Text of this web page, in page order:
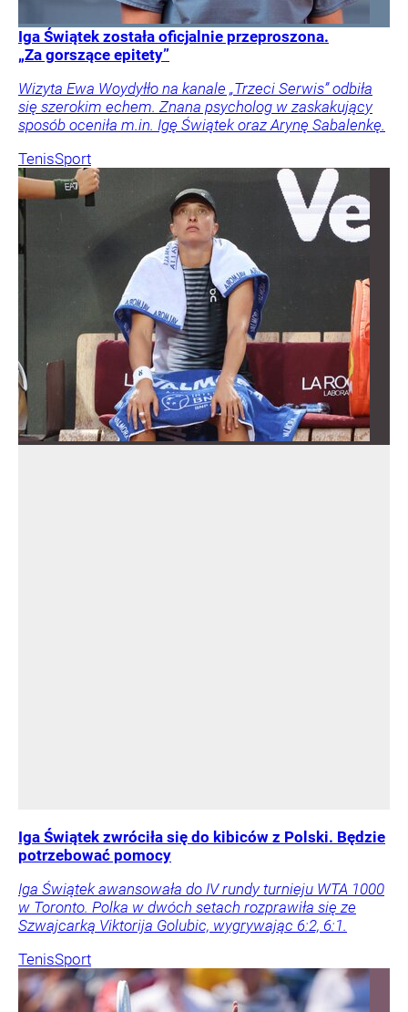
Iga Świątek została oficjalnie przeproszona.
„Za gorszące epitety”
Wizyta Ewa Woydyłło na kanale „Trzeci Serwis” odbiła
się szerokim echem. Znana psycholog w zaskakujący
sposób oceniła m.in. Igę Świątek oraz Arynę Sabalenkę.
TenisSport
Iga Świątek zwróciła się do kibiców z Polski. Będzie
potrzebować pomocy
Iga Świątek awansowała do IV rundy turnieju WTA 1000
w Toronto. Polka w dwóch setach rozprawiła się ze
Szwajcarką Viktorija Golubic, wygrywając 6:2, 6:1.
TenisSport